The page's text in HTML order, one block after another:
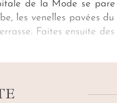
de la Mode se
les venelles pavées
Faites ensuite
au